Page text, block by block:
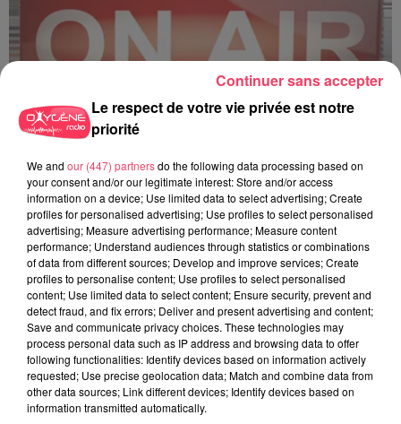
C'est plus ou c'est moins ? - 18 06 2026
Le respect de votre vie privée est notre
priorité
We and our (447) partnersdo the following data processing based on
your consent and/or our legitimate interest: Store and/or access
information on a device; Use limited data to select advertising; Create
profiles for personalised advertising; Use profiles to select personalised
advertising; Measure advertising performance; Measure content
performance; Understand audiences through statistics or combinations
of data from different sources; Develop and improve services; Create
profiles to personalise content; Use profiles to select personalised
content; Use limited data to select content; Ensure security, prevent and
detect fraud, and fix errors; Deliver and present advertising and content;
Save and communicate privacy choices. These technologies may
process personal data such as IP address and browsing data to offer
following functionalities: Identify devices based on information actively
requested; Use precise geolocation data; Match and combine data from
other data sources; Link different devices; Identify devices based on
information transmitted automatically.
Continuer sans accepter